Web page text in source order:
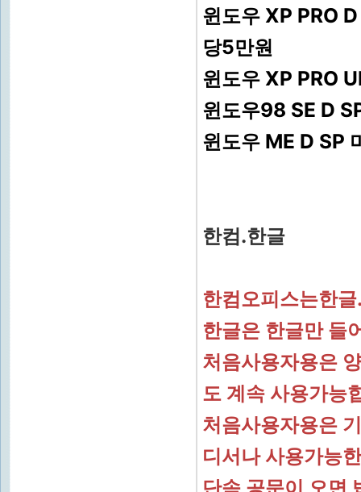
윈도우 XP PRO
당5만원
윈도우 XP PRO
윈도우98 SE D
윈도우 ME D SP
한컴.한글
한컴오피스는한
한글은 한글만 들
처음사용자용은
도 계속 사용가능
처음사용자용은
디서나 사용가능
단속 공문이 오면